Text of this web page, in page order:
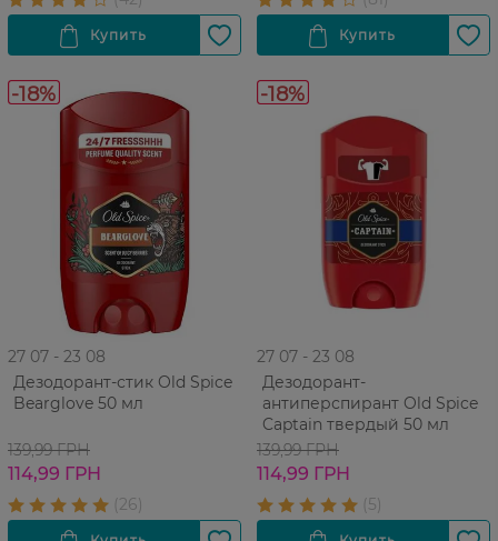
-18%
27 07 - 23 08
Дезодорант-стик Old Spice
Bearglove 50 мл
139,99 ГРН
114,99 ГРН
-18%
27 07 - 23 08
Дезодорант-
антиперспирант Old Spice
Captain твердый 50 мл
139,99 ГРН
114,99 ГРН